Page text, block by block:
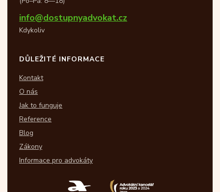
info@dostupnyadvokat.cz
Kdykoliv
DŮLEŽITÉ INFORMACE
Kontakt
O nás
Jak to funguje
Reference
Blog
Zákony
Informace pro advokáty